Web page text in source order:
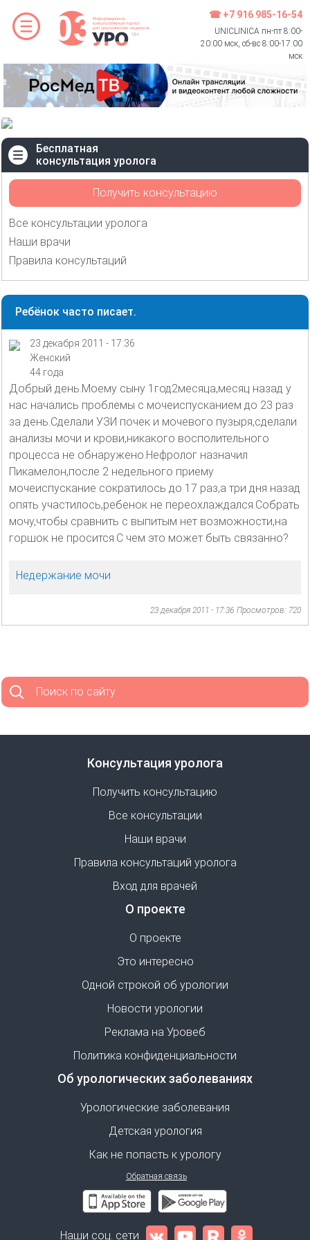
☎ +7 916 985-16-54
UNICLINICA пн-пт 8:00-
20:00 мск, сб-вс 8:00-17:00
мск
Бесплатная
консультация уролога
Получить консультацию
Все консультации уролога
Наши врачи
Правила консультаций
Ребёнок часто писает.
23 декабря 2011 - 17:36
Женский
44 года
Добрый день.Моему сыну 1год2месяца,месяц назад у
нас начались проблемы с мочеиспусканием до 23 раз
за день.Сделали УЗИ почек и мочевого пузыря,сделали
анализы мочи и крови,никакого восполительного
процесса не обнаружено.Нефролог назначил
Пикамелон,после 2 недельного приему
мочеиспускание сократилось до 17 раз,а три дня назад
опять участилось,ребенок не переохлаждался.Собрать
мочу,чтобы сравнить с выпитым нет возможности,на
горшок не просится.С чем это может быть связанно?
Недержание мочи
23 декабря 2011 - 17:36 Просмотров: 720
Поиск по сайту
Консультация уролога
Получить консультацию
Все консультации
Наши врачи
Правила консультаций уролога
Вход для врачей
О проекте
О проекте
Это интересно
Одной строкой об урологии
Новости урологии
Реклама на Уровеб
Политика конфиденциальности
Об урологических заболеваниях
Урологические заболевания
Детская урология
Как не попасть к урологу
Обратная связь
Наши соц. сети